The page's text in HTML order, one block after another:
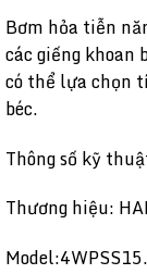
Bơm hỏa tiễn
các giếng khoan
có thể lựa chọn
béc.
Thông số kỹ
Thương hiệu: